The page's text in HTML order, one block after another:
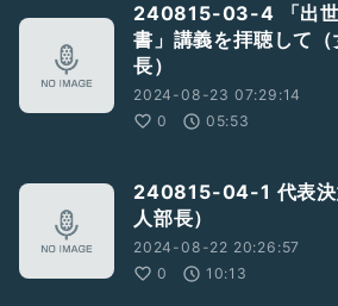
240815-03-4 「出世
書」講義を拝聴して
長）
2024-08-23 07:29:14
0
05:53
240815-04-1 代表決
人部長）
2024-08-22 20:26:57
0
10:13